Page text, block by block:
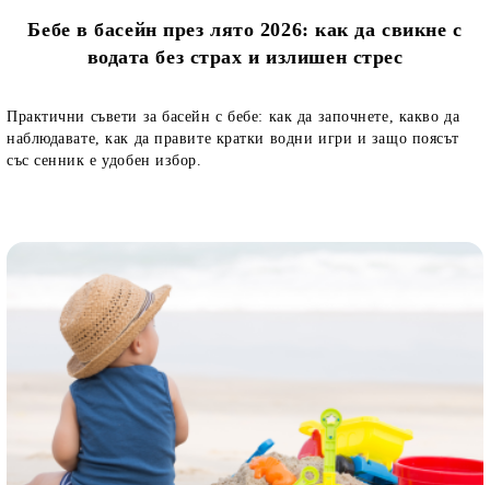
Бебе в басейн през лято 2026: как да свикне с
водата без страх и излишен стрес
Практични съвети за басейн с бебе: как да започнете, какво да
наблюдавате, как да правите кратки водни игри и защо поясът
със сенник е удобен избор.